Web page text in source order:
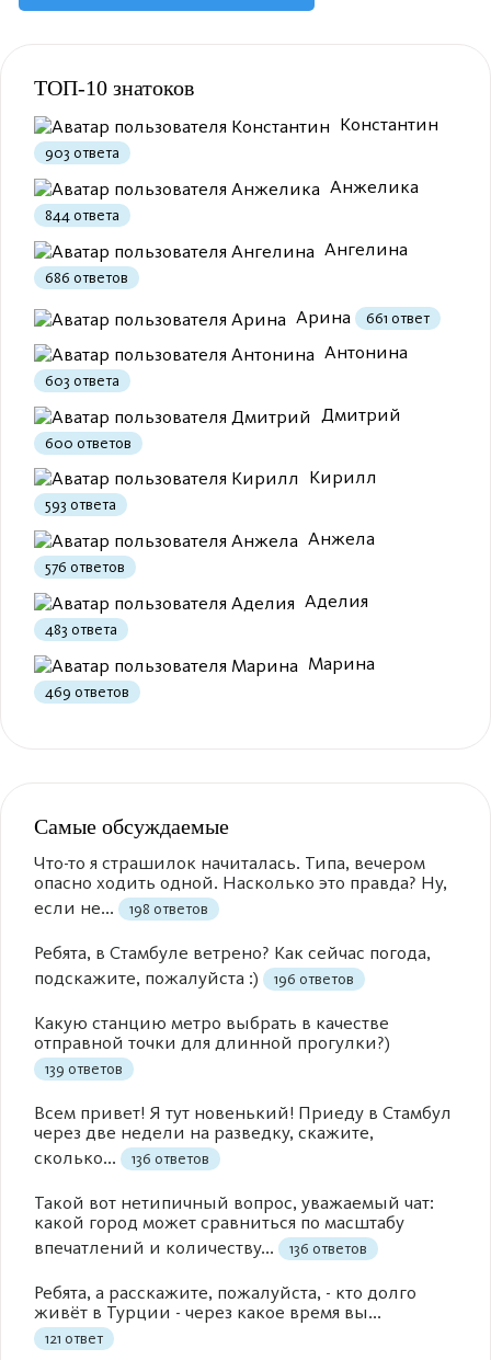
Полезно 1 Не очень
ТОП-10 знатоков
Константин
903 ответа
Анжелика
844 ответа
Ангелина
686 ответов
Арина 661 ответ
Антонина
603 ответа
Дмитрий
600 ответов
Кирилл
593 ответа
Анжела
576 ответов
Аделия
483 ответа
Марина
469 ответов
Самые обсуждаемые
Что-то я страшилок начиталась. Типа, вечером
опасно ходить одной. Насколько это правда? Ну,
если не...
198 ответов
Ребята, в Стамбуле ветрено? Как сейчас погода,
подскажите, пожалуйста :)
196 ответов
Какую станцию метро выбрать в качестве
отправной точки для длинной прогулки?)
139 ответов
Всем привет! Я тут новенький! Приеду в Стамбул
через две недели на разведку, скажите,
сколько...
136 ответов
Такой вот нетипичный вопрос, уважаемый чат:
какой город может сравниться по масштабу
впечатлений и количеству...
136 ответов
Ребята, а расскажите, пожалуйста, - кто долго
живёт в Турции - через какое время вы...
121 ответ